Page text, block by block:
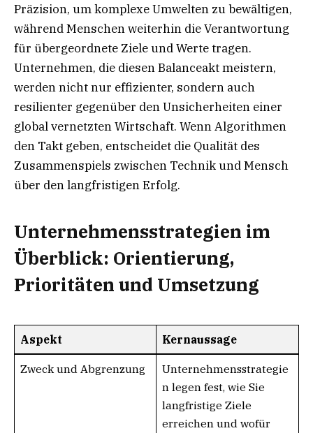
Präzision, um komplexe Umwelten zu bewältigen,
während Menschen weiterhin die Verantwortung
für übergeordnete Ziele und Werte tragen.
Unternehmen, die diesen Balanceakt meistern,
werden nicht nur effizienter, sondern auch
resilienter gegenüber den Unsicherheiten einer
global vernetzten Wirtschaft. Wenn Algorithmen
den Takt geben, entscheidet die Qualität des
Zusammenspiels zwischen Technik und Mensch
über den langfristigen Erfolg.
Unternehmensstrategien im
Überblick: Orientierung,
Prioritäten und Umsetzung
Aspekt Kernaussage
Zweck und Abgrenzung
Unternehmensstrategie
n legen fest, wie Sie
langfristige Ziele
erreichen und wofür